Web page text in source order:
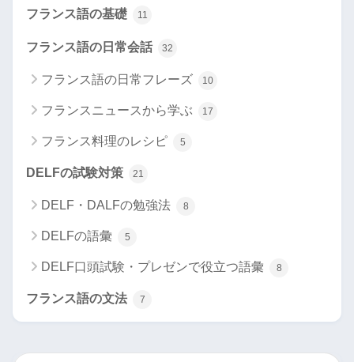
フランス語の基礎 11
フランス語の日常会話 32
フランス語の日常フレーズ 10
フランスニュースから学ぶ 17
フランス料理のレシピ 5
DELFの試験対策 21
DELF・DALFの勉強法 8
DELFの語彙 5
DELF口頭試験・プレゼンで役立つ語彙 8
フランス語の文法 7